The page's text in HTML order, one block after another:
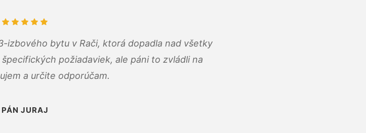
izbového bytu v Rači, ktorá dopadla nad všetky
požiadaviek, ale páni to zvládli na
a určite odporúčam.
PÁN JURAJ